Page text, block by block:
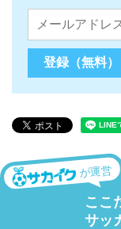
が運営
ここ
サッ